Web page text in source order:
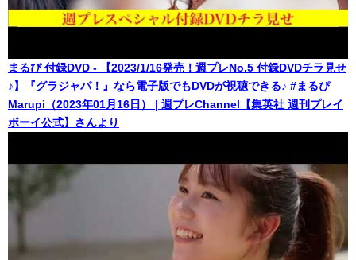
まるぴ 付録DVD - 【2023/1/16発売！週プレNo.5 付録DVDチラ見せ
♪】『グラジャパ！』なら電子版でもDVDが視聴できる♪ #まるぴ
Marupi（2023年01月16日） | 週プレChannel【集英社 週刊プレイ
ボーイ公式】さんより